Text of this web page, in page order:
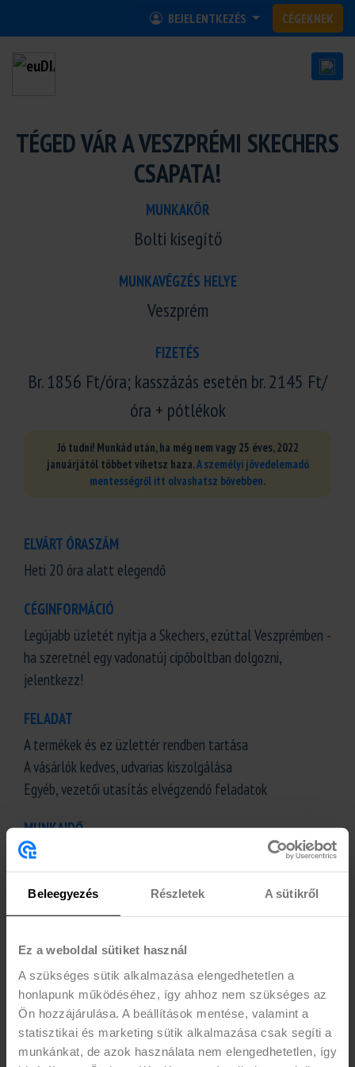
Beleegyezés Részletek A sütikről
Ez a weboldal sütiket használ
A szükséges sütik alkalmazása elengedhetetlen a
honlapunk működéséhez, így ahhoz nem szükséges az
Ön hozzájárulása. A beállítások mentése, valamint a
statisztikai és marketing sütik alkalmazása csak segíti a
munkánkat, de azok használata nem elengedhetetlen, így
BEJELENTKEZÉS CÉGEKNEK
TÉGED VÁR A VESZPRÉMI SKECHERS
CSAPATA!
MUNKAKÖR
Bolti kisegítő
MUNKAVÉGZÉS HELYE
Veszprém
FIZETÉS
Br. 1856 Ft/óra; kasszázás esetén br. 2145 Ft/
óra + pótlékok
Jó tudni! Munkád után, ha még nem vagy 25 éves, 2022
januárjától többet vihetsz haza.A személyi jövedelemadó
mentességről itt olvashatsz bővebben.
ELVÁRT ÓRASZÁM
Heti 20 óra alatt elegendő
CÉGINFORMÁCIÓ
Legújabb üzletét nyitja a Skechers, ezúttal Veszprémben -
ha szeretnél egy vadonatúj cipőboltban dolgozni,
jelentkezz!
FELADAT
A termékek és ez üzlettér rendben tartása
A vásárlók kedves, udvarias kiszolgálása
Egyéb, vezetői utasítás elvégzendő feladatok
MUNKAIDŐ
Hétfőtől vasárnapig előre egyeztetett beosztásban, heti
min. 15-20 óra vállalásával
ELVÁRÁS
Betöltött 18. életév
jogviszony
Pontos, precíz munkavégzés
Udvarias, segítőkész attitűd